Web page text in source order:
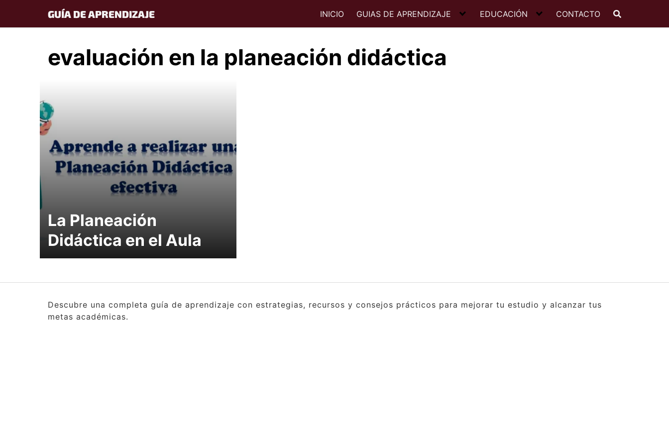
content
GUÍA DE APRENDIZAJE INICIO GUIAS DE APRENDIZAJE EDUCACIÓN CONTACTO
evaluación en la planeación didáctica
La Planeación
Didáctica en el Aula
Descubre una completa guía de aprendizaje con estrategias, recursos y consejos prácticos para mejorar tu estudio y alcanzar tus
metas académicas.